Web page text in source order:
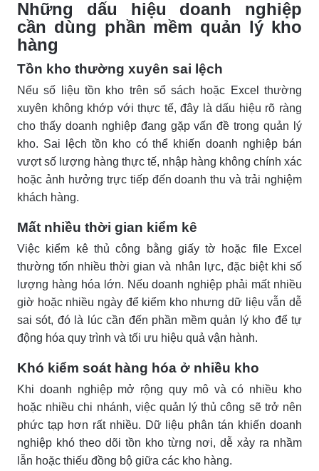
Những dấu hiệu doanh nghiệp
cần dùng phần mềm quản lý kho
hàng
Tồn kho thường xuyên sai lệch
Nếu số liệu tồn kho trên sổ sách hoặc Excel thường
xuyên không khớp với thực tế, đây là dấu hiệu rõ ràng
cho thấy doanh nghiệp đang gặp vấn đề trong quản lý
kho. Sai lệch tồn kho có thể khiến doanh nghiệp bán
vượt số lượng hàng thực tế, nhập hàng không chính xác
hoặc ảnh hưởng trực tiếp đến doanh thu và trải nghiệm
khách hàng.
Mất nhiều thời gian kiểm kê
Việc kiểm kê thủ công bằng giấy tờ hoặc file Excel
thường tốn nhiều thời gian và nhân lực, đặc biệt khi số
lượng hàng hóa lớn. Nếu doanh nghiệp phải mất nhiều
giờ hoặc nhiều ngày để kiểm kho nhưng dữ liệu vẫn dễ
sai sót, đó là lúc cần đến phần mềm quản lý kho để tự
động hóa quy trình và tối ưu hiệu quả vận hành.
Khó kiểm soát hàng hóa ở nhiều kho
Khi doanh nghiệp mở rộng quy mô và có nhiều kho
hoặc nhiều chi nhánh, việc quản lý thủ công sẽ trở nên
phức tạp hơn rất nhiều. Dữ liệu phân tán khiến doanh
nghiệp khó theo dõi tồn kho từng nơi, dễ xảy ra nhầm
lẫn hoặc thiếu đồng bộ giữa các kho hàng.